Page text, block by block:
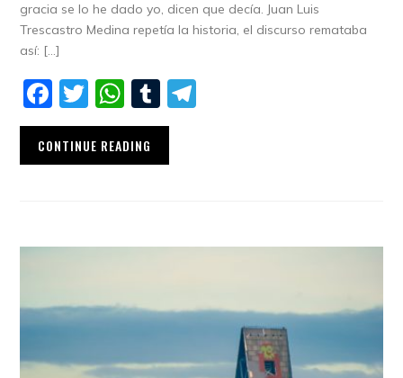
gracia se lo he dado yo, dicen que decía. Juan Luis
Trescastro Medina repetía la historia, el discurso remataba
así: […]
Facebook
Twitter
WhatsApp
Tumblr
CONTINUE READING